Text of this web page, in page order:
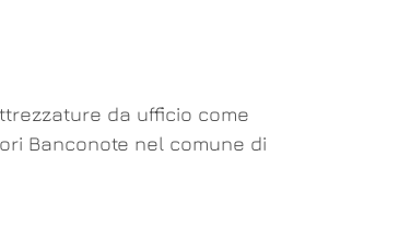
da ufficio come
Banconote nel comune di